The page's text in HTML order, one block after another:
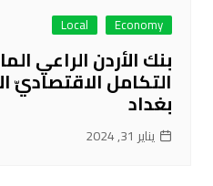
Economy
Local
بنك الأردن الراعي
التكامل الاقتصاديّ
بغداد
يناير 31, 2024